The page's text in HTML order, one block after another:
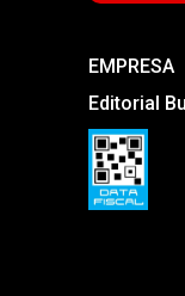
EMPRESA
Editorial